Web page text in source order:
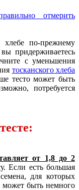
отмерить
по-прежнему
придерживаетесь
с уменьшения
тосканского хлеба
тесто может быть
потребуется
от 1,8 до 2
Если есть большая
для которых
может быть немного